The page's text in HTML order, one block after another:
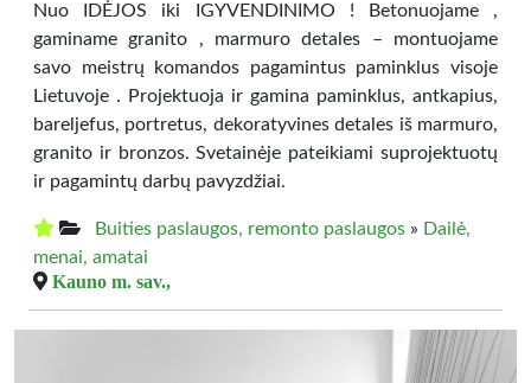
Nuo IDĖJOS iki IGYVENDINIMO ! Betonuojame ,
gaminame granito , marmuro detales – montuojame
savo meistrų komandos pagamintus paminklus visoje
Lietuvoje . Projektuoja ir gamina paminklus, antkapius,
bareljefus, portretus, dekoratyvines detales iš marmuro,
granito ir bronzos. Svetainėje pateikiami suprojektuotų
ir pagamintų darbų pavyzdžiai.
Buities paslaugos, remonto paslaugos » Dailė,
menai, amatai
Kauno m. sav.,